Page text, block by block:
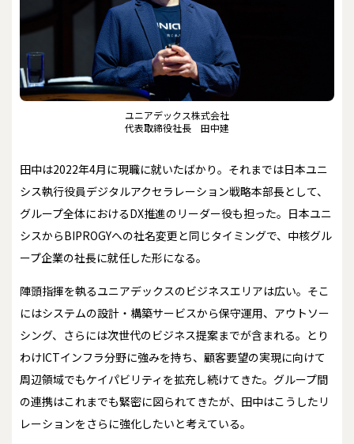
ユニアデックス株式会社
代表取締役社長 田中建
田中は2022年4月に現職に就いたばかり。それまでは日本ユニ
シス執行役員デジタルアクセラレーション戦略本部長として、
グループ全体におけるDX推進のリーダー役も担った。日本ユニ
シスからBIPROGYへの社名変更と同じタイミングで、中核グル
ープ企業の社長に就任した形になる。
陣頭指揮を執るユニアデックスのビジネスエリアは広い。そこ
にはシステムの設計・構築サービスから保守運用、アウトソー
シング、さらには次世代のビジネス提案までが含まれる。とり
わけICTインフラ分野に強みを持ち、顧客要望の実現に向けて
周辺領域でもケイパビリティを拡充し続けてきた。グループ間
の連携はこれまでも緊密に図られてきたが、田中はこうしたリ
レーションをさらに強化したいと考えている。